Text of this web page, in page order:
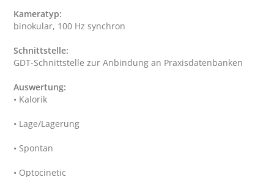
Kameratyp:
Schnittstelle:
Auswertung: